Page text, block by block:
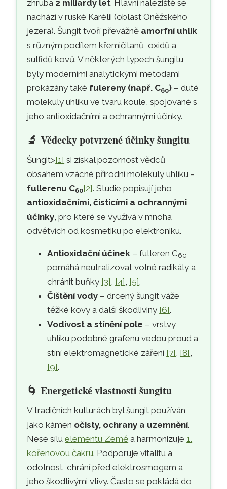
zhruba 2 miliardy let. Hlavní naleziště se
nachází v ruské Karélii (oblast Oněžského
jezera). Šungit tvoří převážně amorfní uhlík
s různým podílem křemičitanů, oxidů a
sulfidů kovů. V některých typech šungitu
byly moderními analytickými metodami
prokázány také fulereny (např. C60) – duté
molekuly uhlíku ve tvaru koule, spojované s
jeho antioxidačními a ochrannými účinky.
🔬Vědecky potvrzené účinky šungitu
Šungit>[1] si získal pozornost vědců
obsahem vzácné přírodní molekuly uhlíku -
fullerenu C60[2]. Studie popisují jeho
antioxidačními, čisticími a ochrannými
účinky, pro které se využívá v mnoha
odvětvích od kosmetiku po elektroniku.
Antioxidační účinek – fulleren C60
pomáhá neutralizovat volné radikály a
chránit buňky [3], [4], [5].
Čištění vody – drcený šungit váže
těžké kovy a další škodliviny [6].
Vodivost a stínění pole – vrstvy
uhlíku podobné grafenu vedou proud a
stíní elektromagnetické záření [7], [8],
[9].
🌀Energetické vlastnosti šungitu
V tradičních kulturách byl šungit používán
jako kámen očisty, ochrany a uzemnění.
Nese síluelementu Země a harmonizuje1.
kořenovou čakru. Podporuje vitalitu a
odolnost, chrání před elektrosmogem a
jeho škodlivými vlivy. Často se pokládá do